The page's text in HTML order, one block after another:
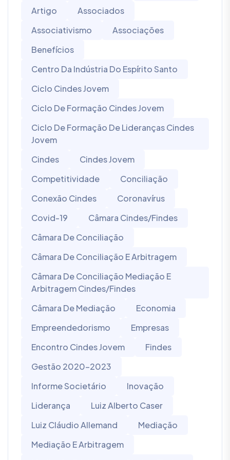
Artigo
Associados
Associativismo
Associações
Benefícios
Centro Da Indústria Do Espírito Santo
Ciclo Cindes Jovem
Ciclo De Formação Cindes Jovem
Ciclo De Formação De Lideranças Cindes
Jovem
Cindes
Cindes Jovem
Competitividade
Conciliação
Conexão Cindes
Coronavírus
Covid-19
Câmara Cindes/Findes
Câmara De Conciliação
Câmara De Conciliação E Arbitragem
Câmara De Conciliação Mediação E
Arbitragem Cindes/Findes
Câmara De Mediação
Economia
Empreendedorismo
Empresas
Encontro Cindes Jovem
Findes
Gestão 2020-2023
Informe Societário
Inovação
Liderança
Luiz Alberto Caser
Luiz Cláudio Allemand
Mediação
Mediação E Arbitragem